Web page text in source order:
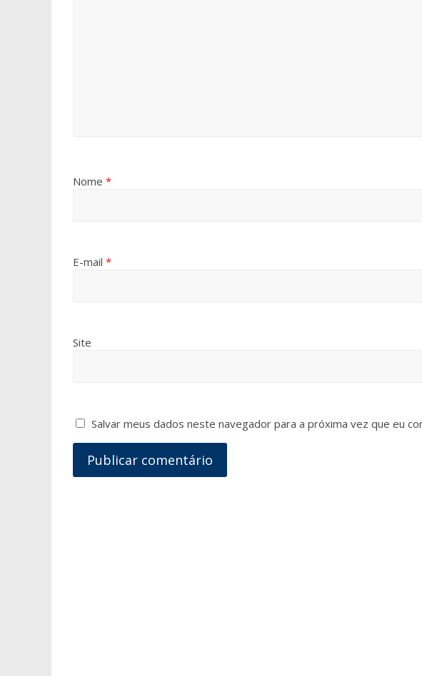
Nome *
E-mail *
Site
Salvar meus dados neste navegador para a próxima vez que eu